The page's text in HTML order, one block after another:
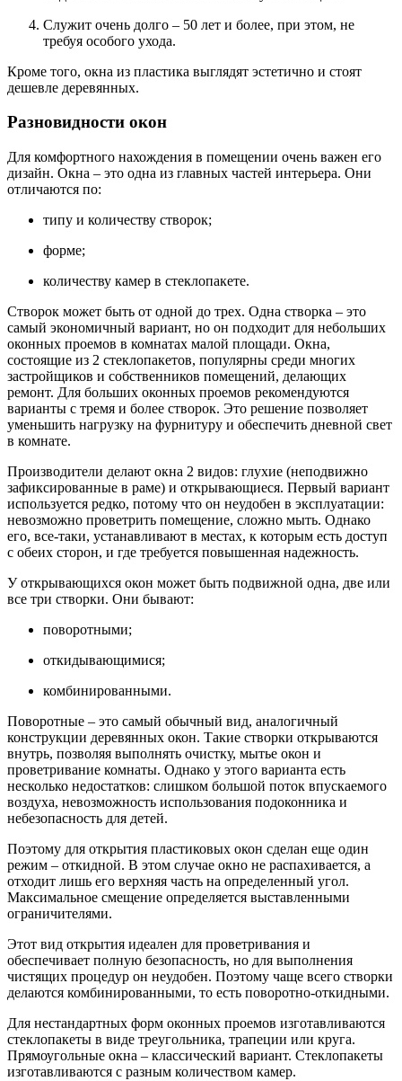
Служит очень долго – 50 лет и более, при этом, не
требуя особого ухода.
Кроме того, окна из пластика выглядят эстетично и стоят
дешевле деревянных.
Разновидности окон
Для комфортного нахождения в помещении очень важен его
дизайн. Окна – это одна из главных частей интерьера. Они
отличаются по:
типу и количеству створок;
форме;
количеству камер в стеклопакете.
Створок может быть от одной до трех. Одна створка – это
самый экономичный вариант, но он подходит для небольших
оконных проемов в комнатах малой площади. Окна,
состоящие из 2 стеклопакетов, популярны среди многих
застройщиков и собственников помещений, делающих
ремонт. Для больших оконных проемов рекомендуются
варианты с тремя и более створок. Это решение позволяет
уменьшить нагрузку на фурнитуру и обеспечить дневной свет
в комнате.
Производители делают окна 2 видов: глухие (неподвижно
зафиксированные в раме) и открывающиеся. Первый вариант
используется редко, потому что он неудобен в эксплуатации:
невозможно проветрить помещение, сложно мыть. Однако
его, все-таки, устанавливают в местах, к которым есть доступ
с обеих сторон, и где требуется повышенная надежность.
У открывающихся окон может быть подвижной одна, две или
все три створки. Они бывают:
поворотными;
откидывающимися;
комбинированными.
Поворотные – это самый обычный вид, аналогичный
конструкции деревянных окон. Такие створки открываются
внутрь, позволяя выполнять очистку, мытье окон и
проветривание комнаты. Однако у этого варианта есть
несколько недостатков: слишком большой поток впускаемого
воздуха, невозможность использования подоконника и
небезопасность для детей.
Поэтому для открытия пластиковых окон сделан еще один
режим – откидной. В этом случае окно не распахивается, а
отходит лишь его верхняя часть на определенный угол.
Максимальное смещение определяется выставленными
ограничителями.
Этот вид открытия идеален для проветривания и
обеспечивает полную безопасность, но для выполнения
чистящих процедур он неудобен. Поэтому чаще всего створки
делаются комбинированными, то есть поворотно-откидными.
Для нестандартных форм оконных проемов изготавливаются
стеклопакеты в виде треугольника, трапеции или круга.
Прямоугольные окна – классический вариант. Стеклопакеты
изготавливаются с разным количеством камер.